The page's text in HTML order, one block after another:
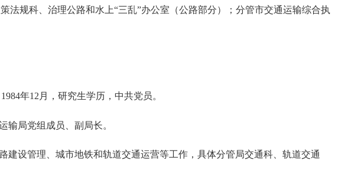
法规科、治理公路和水上“三乱”办公室（公路部分）；分管市交通运输综合执
年12月，研究生学历，中共党员。
输局党组成员、副局长。
建设管理、城市地铁和轨道交通运营等工作，具体分管局交通科、轨道交通